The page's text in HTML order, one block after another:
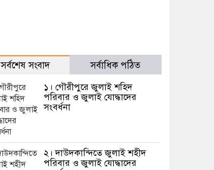
সর্বশেষ সংবাদ সর্বাধিক পঠিত
১। গৌরীপুরে জুলাই শহিদ
পরিবার ও জুলাই যোদ্ধাদের
সংবর্ধনা
২। দাউদকান্দিতে জুলাই শহীদ
পরিবার ও জুলাই যোদ্ধাদের